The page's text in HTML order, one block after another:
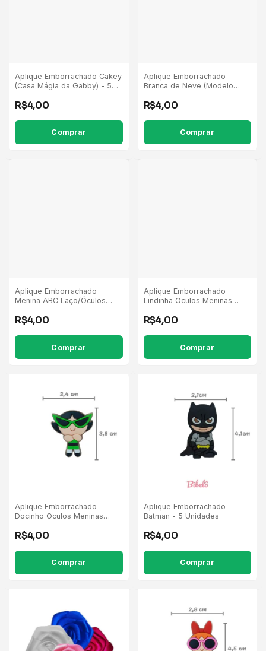
Aplique Emborrachado Cakey
(Casa Mágia da Gabby) - 5
R$4,00
Aplique Emborrachado
Branca de Neve (Modelo
R$4,00
Aplique Emborrachado
Menina ABC Laço/Óculos
R$4,00
Aplique Emborrachado
Lindinha Oculos Meninas
Unidades
R$4,00
Aplique Emborrachado
Docinho Oculos Meninas
Unidades
R$4,00
Aplique Emborrachado
Batman - 5 Unidades
R$4,00